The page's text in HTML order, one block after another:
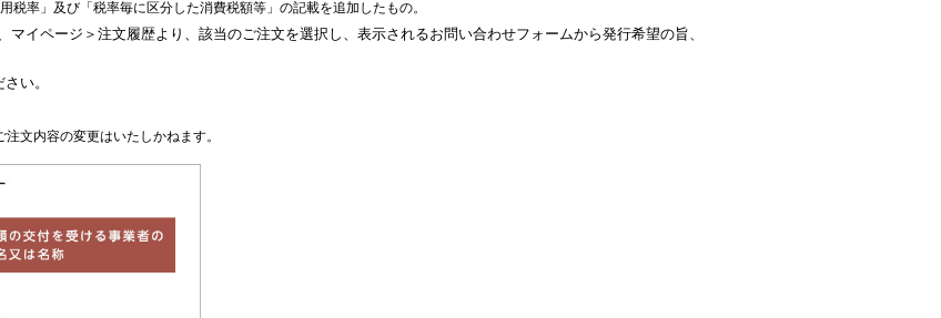
税率」及び「税率毎に区分した消費税額等」の記載を追加したもの。
イページ＞注文履歴より、該当のご注文を選択し、表示されるお問い合わせフォームから発行希望の旨、
い。
文内容の変更はいたしかねます。